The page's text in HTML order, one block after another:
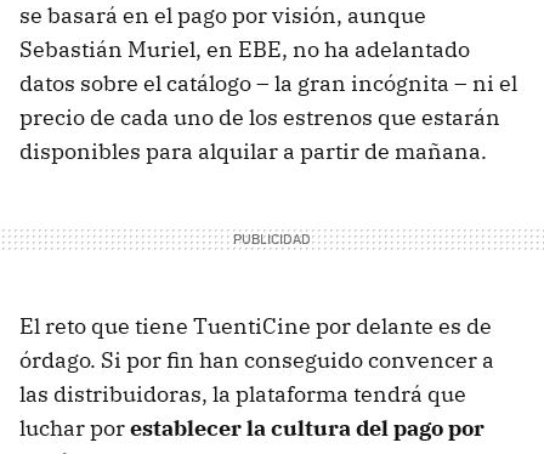
se basará en el pago por visión, aunque
Sebastián Muriel, en EBE, no ha adelantado
datos sobre el catálogo – la gran incógnita – ni el
precio de cada uno de los estrenos que estarán
disponibles para alquilar a partir de mañana.
El reto que tiene TuentiCine por delante es de
órdago. Si por fin han conseguido convencer a
las distribuidoras, la plataforma tendrá que
luchar porestablecer la cultura del pago por